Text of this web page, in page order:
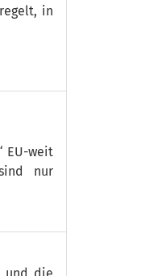
in
EU-weit
nur